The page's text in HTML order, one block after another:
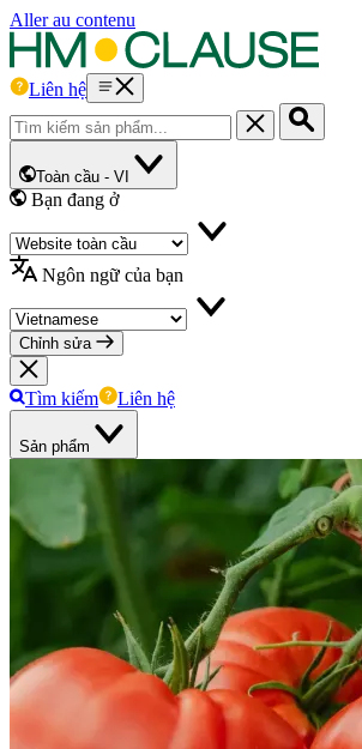
Aller au contenu
Liên hệ
Toàn cầu - VI
Bạn đang ở
Ngôn ngữ của bạn
Chỉnh sửa
Tìm kiếm Liên hệ
Sản phẩm